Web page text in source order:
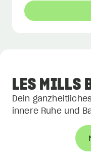
LES MILLS
Dein
innere Ruhe und